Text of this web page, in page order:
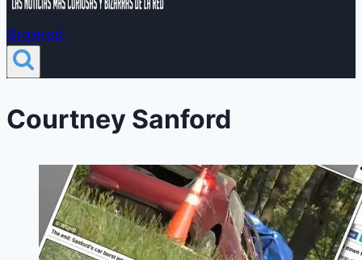
Groleros!
Courtney Sanford